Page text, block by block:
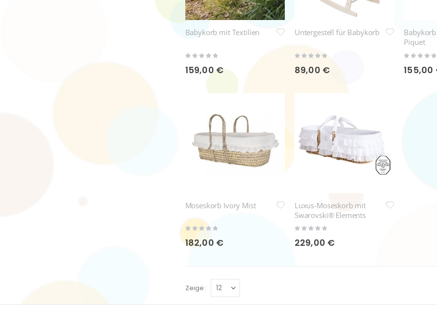
Babykorb mit Textilien
Rating:
159,00 €
Untergestell für Babykorb
Rating:
89,00 €
Piquet
Rating:
155,00
Moseskorb Ivory Mist
Rating:
182,00 €
Luxus-Moseskorb mit
Swarovski® Elements
Rating:
229,00 €
Zeige